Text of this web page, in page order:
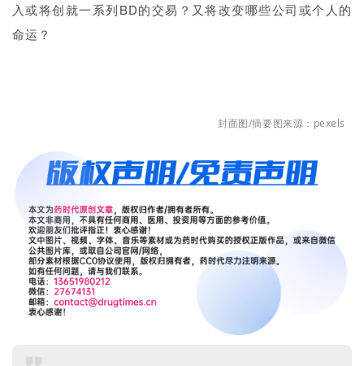
入或将创就一系列BD的交易？又将改变哪些公司或个人的
命运？
封面图/摘要图来源：pexels